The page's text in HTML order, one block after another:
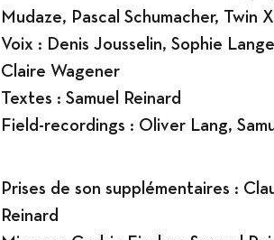
Mudaze, Pascal Schumacher, Twin
Voix : Denis Jousselin, Sophie
Claire Wagener
Textes : Samuel Reinard
Field-recordings : Oliver Lang,
Prises de son supplémentaires :
Reinard